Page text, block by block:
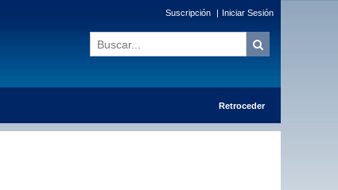
Suscripción | Iniciar Sesión
Retroceder